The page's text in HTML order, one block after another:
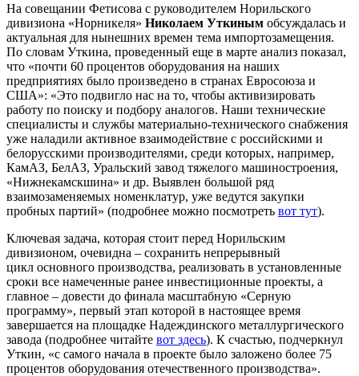
На совещании Фетисова с руководителем Норильского
дивизиона «Норникеля» Николаем Уткиным обсуждалась и
актуальная для нынешних времен тема импортозамещения.
По словам Уткина, проведенный еще в марте анализ показал,
что «почти 60 процентов оборудования на наших
предприятиях было произведено в странах Евросоюза и
США»: «Это подвигло нас на то, чтобы активизировать
работу по поиску и подбору аналогов. Наши технические
специалисты и службы материально-технического снабжения
уже наладили активное взаимодействие с российскими и
белорусскими производителями, среди которых, например,
КамАЗ, БелАЗ, Уральский завод тяжелого машиностроения,
«Нижнекамскшина» и др. Выявлен большой ряд
взаимозаменяемых номенклатур, уже ведутся закупки
пробных партий» (подробнее можно посмотреть вот тут).
Ключевая задача, которая стоит перед Норильским
дивизионом, очевидна – сохранить непрерывный
цикл основного производства, реализовать в установленные
сроки все намеченные ранее инвестиционные проекты, а
главное – довести до финала масштабную «Серную
программу», первый этап которой в настоящее время
завершается на площадке Надеждинского металлургического
завода (подробнее читайте вот здесь). К счастью, подчеркнул
Уткин, «с самого начала в проекте было заложено более 75
процентов оборудования отечественного производства».